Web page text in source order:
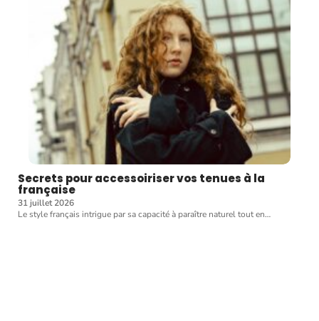
Secrets pour accessoiriser vos tenues à la
française
31 juillet 2026
Le style français intrigue par sa capacité à paraître naturel tout en…